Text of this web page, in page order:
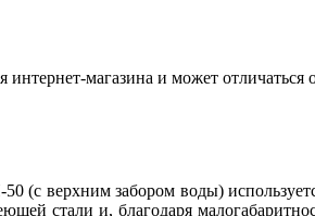
интернет-магазина и может
(с верхним забором воды)
стали и, благодаря